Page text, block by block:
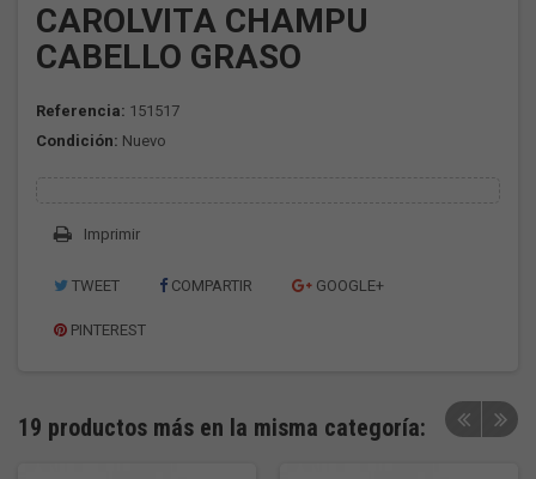
CAROLVITA CHAMPU
CABELLO GRASO
Referencia: 151517
Condición: Nuevo
Imprimir
TWEET COMPARTIR GOOGLE+
PINTEREST
19 productos más en la misma categoría: